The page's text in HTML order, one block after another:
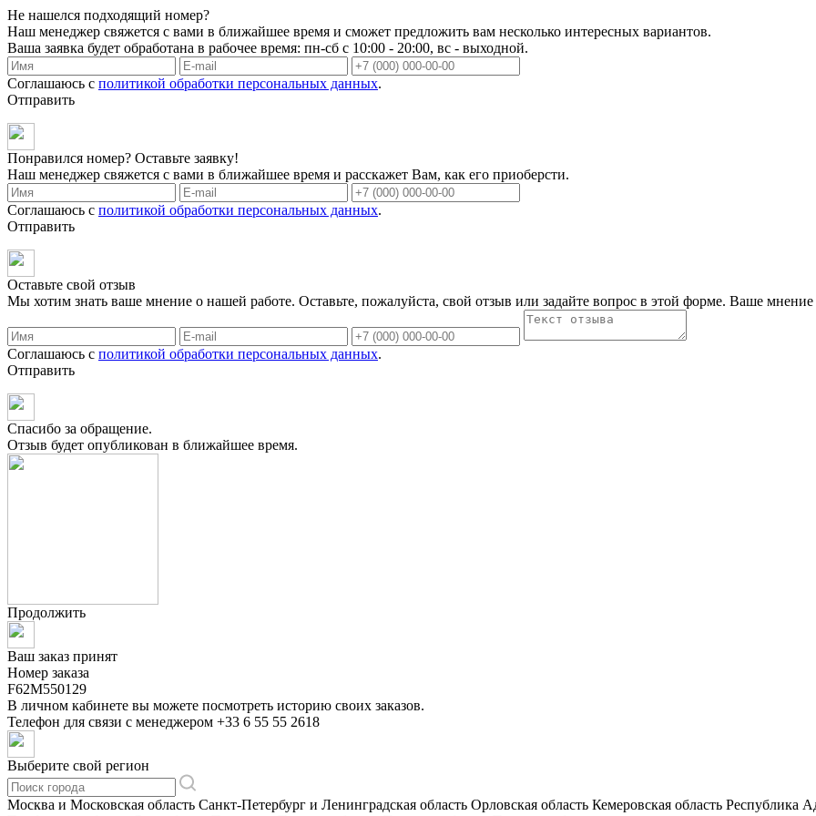
Не нашелся подходящий номер?
Наш менеджер свяжется с вами в ближайшее время и сможет предложить вам несколько интересных вариантов.
Ваша заявка будет обработана в рабочее время: пн-сб с 10:00 - 20:00, вс - выходной.
Соглашаюсь с политикой обработки персональных данных.
Отправить
Понравился номер? Оставьте заявку!
Наш менеджер свяжется с вами в ближайшее время и расскажет Вам, как его приоберсти.
Соглашаюсь с политикой обработки персональных данных.
Отправить
Оставьте свой отзыв
Мы хотим знать ваше мнение о нашей работе. Оставьте, пожалуйста, свой отзыв или задайте вопрос в этой форме. Ваше
Соглашаюсь с политикой обработки персональных данных.
Отправить
Спасибо за обращение.
Отзыв будет опубликован в ближайшее время.
Продолжить
Ваш заказ принят
Номер заказа
F62M550129
В личном кабинете вы можете посмотреть историю своих заказов.
Телефон для связи с менеджером +33 6 55 55 2618
Выберите свой регион
Москва и Московская область Санкт-Петербург и Ленинградская область Орловская область Кемеровская область Республика